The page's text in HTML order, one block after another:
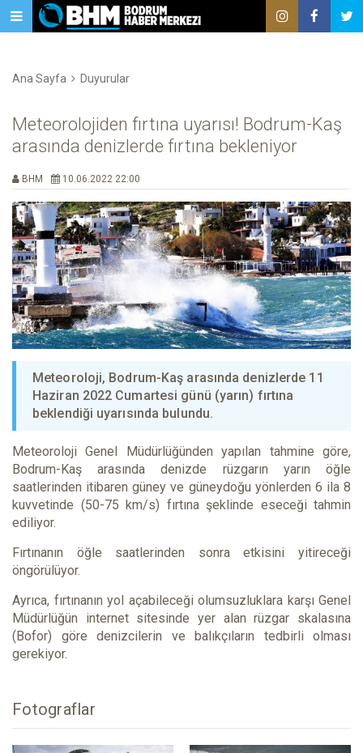
Ana Sayfa Duyurular
Meteorolojiden fırtına uyarısı! Bodrum-Kaş
arasında denizlerde fırtına bekleniyor
BHM 10.06.2022 22:00
Meteoroloji, Bodrum-Kaş arasında denizlerde 11
Haziran 2022 Cumartesi günü (yarın) fırtına
beklendiği uyarısında bulundu.
Meteoroloji Genel Müdürlüğünden yapılan tahmine göre,
Bodrum-Kaş arasında denizde rüzgarın yarın öğle
saatlerinden itibaren güney ve güneydoğu yönlerden 6 ila 8
kuvvetinde (50-75 km/s) fırtına şeklinde eseceği tahmin
ediliyor.
Fırtınanın öğle saatlerinden sonra etkisini yitireceği
öngörülüyor.
Ayrıca, fırtınanın yol açabileceği olumsuzluklara karşı Genel
Müdürlüğün internet sitesinde yer alan rüzgar skalasına
(Bofor) göre denizcilerin ve balıkçıların tedbirli olması
gerekiyor.
Fotograflar